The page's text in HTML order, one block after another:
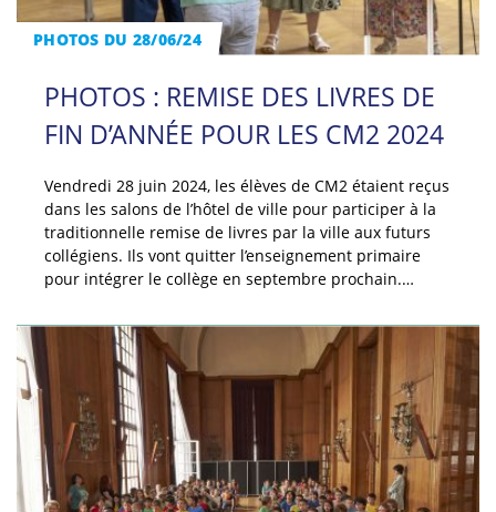
PHOTOS DU 28/06/24
PHOTOS : REMISE DES LIVRES DE
FIN D’ANNÉE POUR LES CM2 2024
Vendredi 28 juin 2024, les élèves de CM2 étaient reçus
dans les salons de l’hôtel de ville pour participer à la
traditionnelle remise de livres par la ville aux futurs
collégiens. Ils vont quitter l’enseignement primaire
pour intégrer le collège en septembre prochain.…